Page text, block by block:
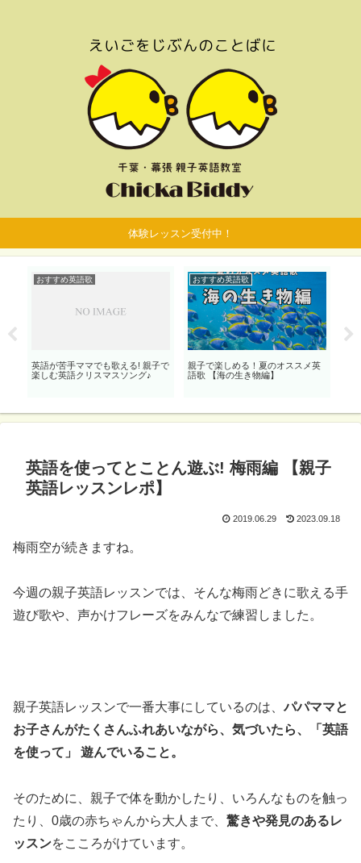
体験レッスン受付中！
おすすめ英語歌
英語が苦手ママでも歌える! 親子で
楽しむ英語クリスマスソング♪
おすすめ英語歌
親子で楽しめる！夏のオススメ英
語歌 【海の生き物編】
英語を使ってとことん遊ぶ! 梅雨編 【親子
英語レッスンレポ】
2019.06.29 2023.09.18
梅雨空が続きますね。
今週の親子英語レッスンでは、そんな梅雨どきに歌える手
遊び歌や、声かけフレーズをみんなで練習しました。
親子英語レッスンで一番大事にしているのは、パパママと
お子さんがたくさんふれあいながら、気づいたら、「英語
を使って」 遊んでいること。
そのために、親子で体を動かしたり、いろんなものを触っ
たり、0歳の赤ちゃんから大人まで、 驚きや発見のあるレ
ッスンをこころがけています。